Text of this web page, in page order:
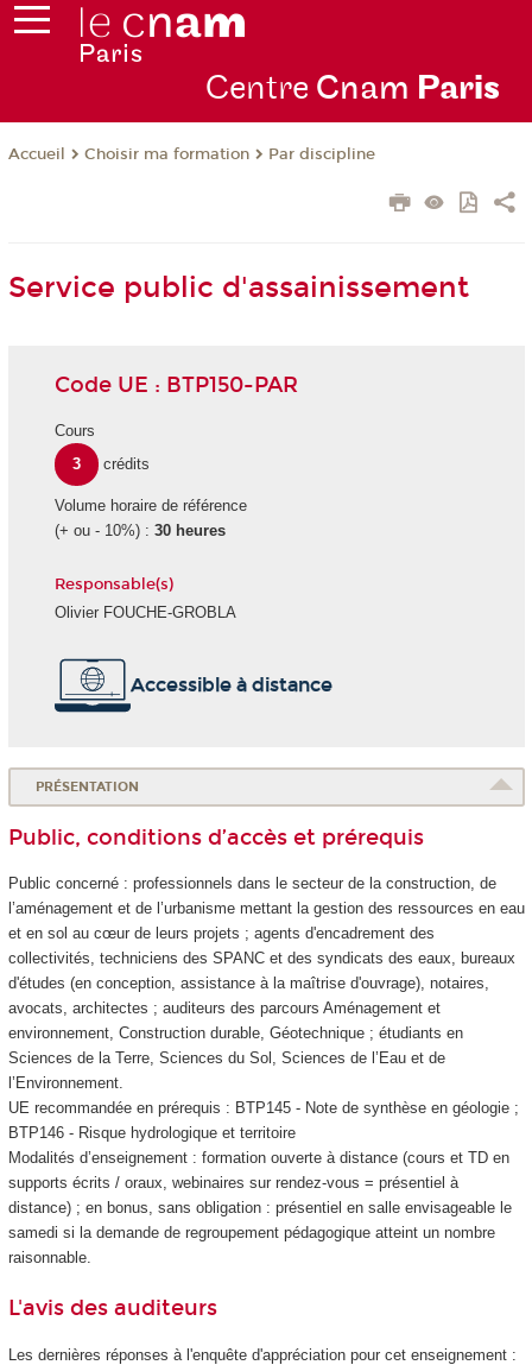
Centre Cnam Paris
Accueil Choisir ma formation Par discipline
Service public d'assainissement
Code UE : BTP150-PAR
Cours
3
crédits
Volume horaire de référence
(+ ou - 10%) : 30 heures
Responsable(s)
Olivier FOUCHE-GROBLA
Accessible à distance
PRÉSENTATION
Public, conditions d’accès et prérequis
Public concerné : professionnels dans le secteur de la construction, de
l’aménagement et de l’urbanisme mettant la gestion des ressources en eau
et en sol au cœur de leurs projets ; agents d'encadrement des
collectivités, techniciens des SPANC et des syndicats des eaux, bureaux
d'études (en conception, assistance à la maîtrise d'ouvrage), notaires,
avocats, architectes ; auditeurs des parcours Aménagement et
environnement, Construction durable, Géotechnique ; étudiants en
Sciences de la Terre, Sciences du Sol, Sciences de l’Eau et de
l’Environnement.
UE recommandée en prérequis : BTP145 - Note de synthèse en géologie ;
BTP146 - Risque hydrologique et territoire
Modalités d’enseignement : formation ouverte à distance (cours et TD en
supports écrits / oraux, webinaires sur rendez-vous = présentiel à
distance) ; en bonus, sans obligation : présentiel en salle envisageable le
samedi si la demande de regroupement pédagogique atteint un nombre
raisonnable.
L'avis des auditeurs
Les dernières réponses à l'enquête d'appréciation pour cet enseignement :